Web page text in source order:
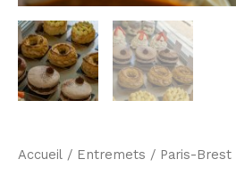
Accueil / Entremets / Paris-Brest